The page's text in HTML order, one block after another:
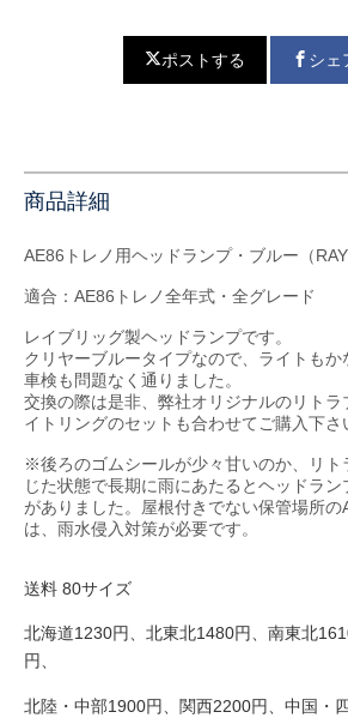
ポストする シェ
商品詳細
AE86トレノ用ヘッドランプ・ブルー（
適合：AE86トレノ全年式・全グレード
レイブリッグ製ヘッドランプです。
クリヤーブルータイプなので、ライトもか
車検も問題なく通りました。
交換の際は是非、弊社オリジナルのリトラ
イトリングのセットも合わせてご購入下さ
※後ろのゴムシールが少々甘いのか、リト
じた状態で長期に雨にあたるとヘッドラン
がありました。屋根付きでない保管場所の
は、雨水侵入対策が必要です。
送料 80サイズ
北海道1230円、北東北1480円、南東北
円、
北陸・中部1900円、関西2200円、中国・